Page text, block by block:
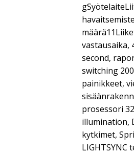
vastausaika,
second,
switching
painikkeet,
prosessori
illumination,
kytkimet,
LIGHTSYNC